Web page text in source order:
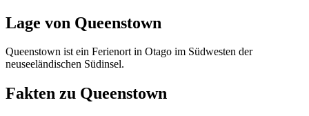
Lage von Queenstown
Queenstown ist ein Ferienort in Otago im Südwesten der
neuseeländischen Südinsel.
Fakten zu Queenstown